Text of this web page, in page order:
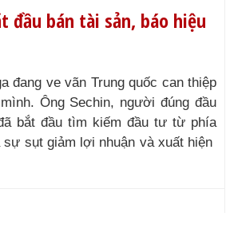
đầu bán tài sản, báo hiệu
đang ve vãn Trung quốc can thiệp
Ông Sechin, người đúng đầu
bắt đầu tìm kiếm đầu tư từ phía
sụt giảm lợi nhuận và xuất hiện